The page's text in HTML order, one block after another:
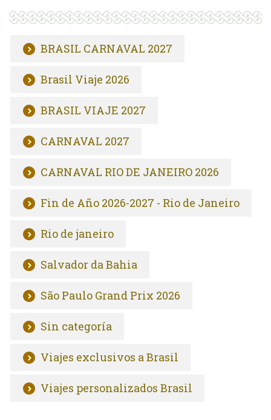
BRASIL CARNAVAL 2027
Brasil Viaje 2026
BRASIL VIAJE 2027
CARNAVAL 2027
CARNAVAL RIO DE JANEIRO 2026
Fin de Año 2026-2027 - Rio de Janeiro
Rio de janeiro
Salvador da Bahia
São Paulo Grand Prix 2026
Sin categoría
Viajes exclusivos a Brasil
Viajes personalizados Brasil